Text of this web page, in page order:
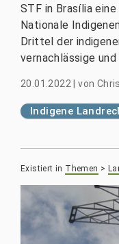
STF in Brasília
Nationale
Drittel der
vernachlässige
20.01.2022 |von
Indigene
Existiert in Themen >